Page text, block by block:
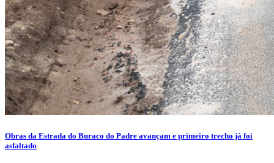
Obras da Estrada do Buraco do Padre avançam e primeiro trecho já foi
asfaltado